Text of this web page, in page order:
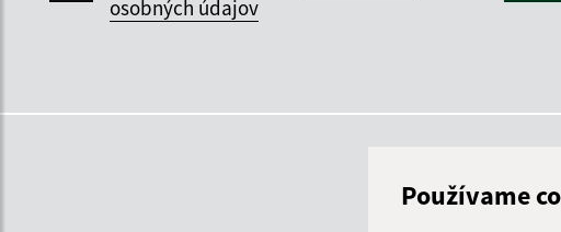
Používame
osobných údajov